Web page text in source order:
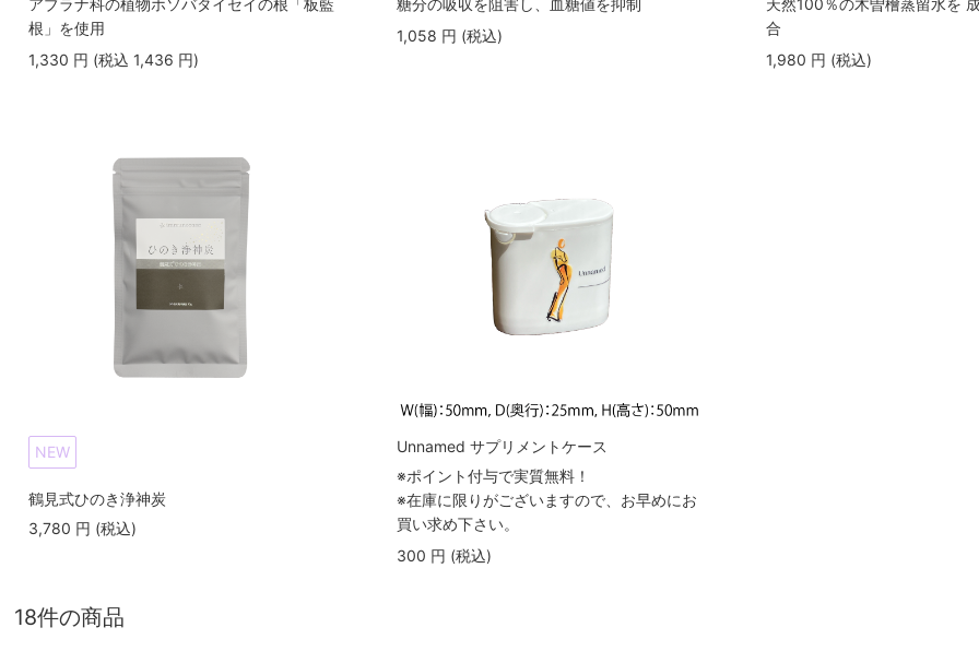
根」を使用
1,330 円 (税込 1,436 円)
1,058 円 (税込)
合
1,980 円 (税込)
NEW
鶴見式ひのき浄神炭
3,780 円 (税込)
Unnamed サプリメントケース
※ポイント付与で実質無料！
※在庫に限りがございますので、お早めにお
買い求め下さい。
300 円 (税込)
18件の商品